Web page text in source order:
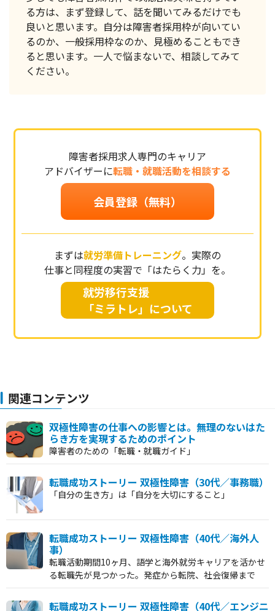
る方は、まず登録して、話を聞いてみるだけでも
良いと思います。自分は障害者採用枠が向いてい
るのか、一般採用枠なのか、見極めることもでき
ると思います。一人で悩まないで、相談してみて
ください。
障害者採用求人専門のキャリア
アドバイザーに転職・就職活動を相談する
会員登録 （無料）
まずは就労準備トレーニング。実際の
仕事と同程度の実習で「はたらく力」を。
就労移行支援
「ミラトレ」について
関連コンテンツ
双極性障害の仕事への影響とは。無理のないはた
らき方を実現するためのポイント
障害者のための「転職・就職ガイド」
転職成功ストーリー 双極性障害（30代／事務職）
「自分の生き方」は「自分を大切にすること」
転職成功ストーリー 双極性障害（40代／海外人
事）
転職活動期間10ヶ月、語学と海外就労キャリアを活かせ
る転職先が見つかった。発症から転院、社会復帰まで
転職成功ストーリー 双極性障害（40代／エンジニ